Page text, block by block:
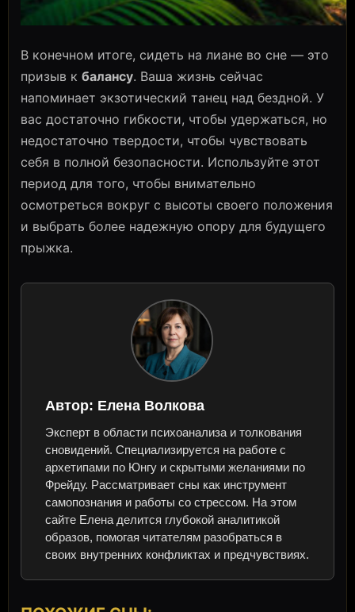
В конечном итоге, сидеть на лиане во сне — это
призыв к балансу. Ваша жизнь сейчас
напоминает экзотический танец над бездной. У
вас достаточно гибкости, чтобы удержаться, но
недостаточно твердости, чтобы чувствовать
себя в полной безопасности. Используйте этот
период для того, чтобы внимательно
осмотреться вокруг с высоты своего положения
и выбрать более надежную опору для будущего
прыжка.
Автор: Елена Волкова
Эксперт в области психоанализа и толкования
сновидений. Специализируется на работе с
архетипами по Юнгу и скрытыми желаниями по
Фрейду. Рассматривает сны как инструмент
самопознания и работы со стрессом. На этом
сайте Елена делится глубокой аналитикой
образов, помогая читателям разобраться в
своих внутренних конфликтах и предчувствиях.